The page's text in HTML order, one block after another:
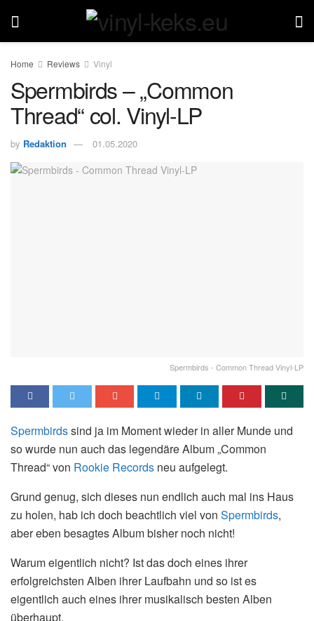
Home Reviews Vinyl
Spermbirds – „Common
Thread“ col. Vinyl-LP
by Redaktion 01.05.2020
Spermbirds - Common Thread Vinyl-LP
Spermbirdssind ja im Moment wieder in aller Munde und
so wurde nun auch das legendäre Album „Common
Thread“ von Rookie Records neu aufgelegt.
Grund genug, sich dieses nun endlich auch mal ins Haus
zu holen, hab ich doch beachtlich viel von Spermbirds,
aber eben besagtes Album bisher noch nicht!
Warum eigentlich nicht? Ist das doch eines ihrer
erfolgreichsten Alben ihrer Laufbahn und so ist es
eigentlich auch eines ihrer musikalisch besten Alben
überhaupt.